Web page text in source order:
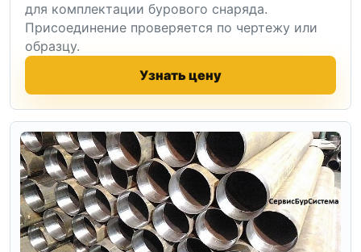
для комплектации бурового снаряда.
Присоединение проверяется по чертежу или
образцу.
Узнать цену